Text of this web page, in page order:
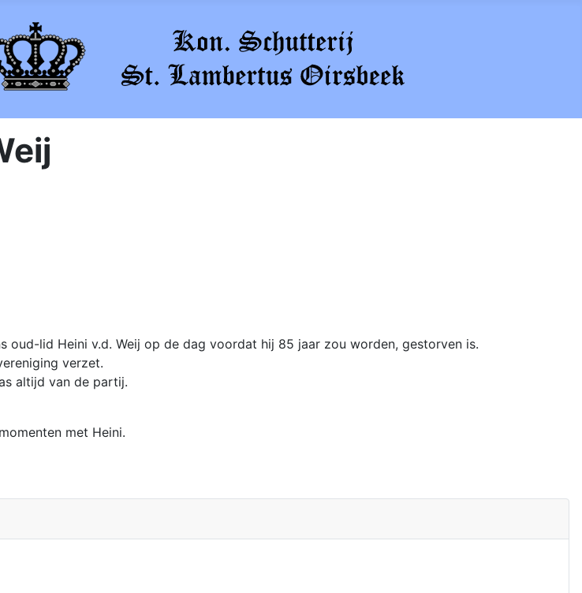
oud-lid Heini v.d. Weij op de dag voordat hij 85 jaar zou worden, gestorven is.
verzet.
altijd van de partij.
met Heini.